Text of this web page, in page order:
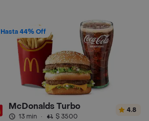
Hasta 44% Off
McDonalds Turbo
13 min · $ 3500
4.8